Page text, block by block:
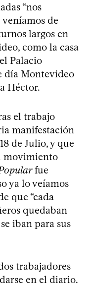
“nos
de
largos en
como la casa
Palacio
día Montevideo
Héctor.
el trabajo
manifestación
de Julio, y que
movimiento
fue
ya lo veíamos
que “cada
quedaban
iban para sus
trabajadores
en el diario.